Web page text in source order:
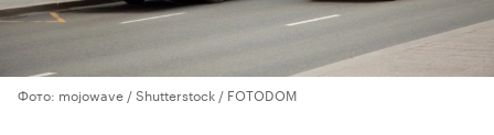
Фото: mojowave / Shutterstock / FOTODOM